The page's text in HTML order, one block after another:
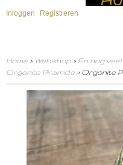
Inloggen Registreren
Home > Webshop > En nog veel
Orgonite Piramide > Orgonite